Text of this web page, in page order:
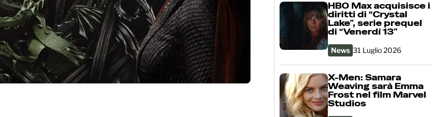
HBO Max acquisisce i
diritti di “Crystal
Lake”, serie prequel
di “Venerdì 13”
News 31 Luglio 2026
X-Men: Samara
Weaving sarà Emma
Frost nel film Marvel
Studios